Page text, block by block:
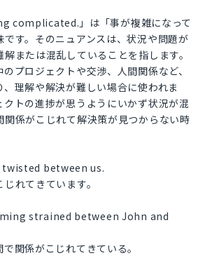
complicated.」は「事が複雑になって
です。そのニュアンスは、状況や問題が
または混乱していることを指します。
プロジェクトや交渉、人間関係など、
理解や解決が難しい場合に使われま
トの進捗が思うようにいかず状況が混
関係がこじれて解決策が見つからない時
between us.
れてきています。
strained between John and
関係がこじれてきている。